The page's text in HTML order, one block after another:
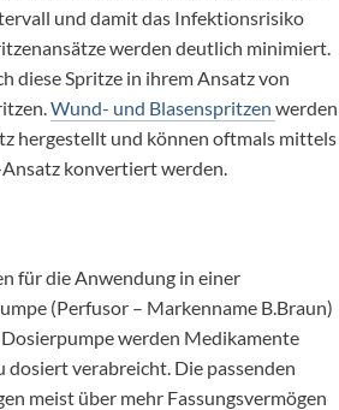
und damit das Infektionsrisiko
werden deutlich minimiert.
diese Spritze in ihrem Ansatz von
Wund- und Blasenspritzen werden
hergestellt und können oftmals mittels
konvertiert werden.
für die Anwendung in einer
(Perfusor – Markenname B.Braun)
werden Medikamente
verabreicht. Die passenden
meist über mehr Fassungsvermögen